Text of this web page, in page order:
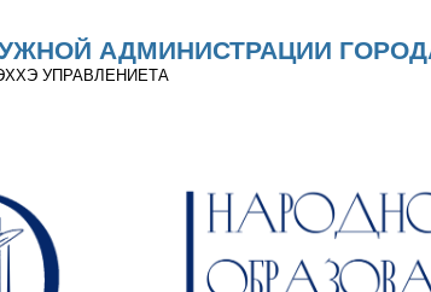
АДМИНИСТРАЦИИ
УПРАВЛЕНИЕТА